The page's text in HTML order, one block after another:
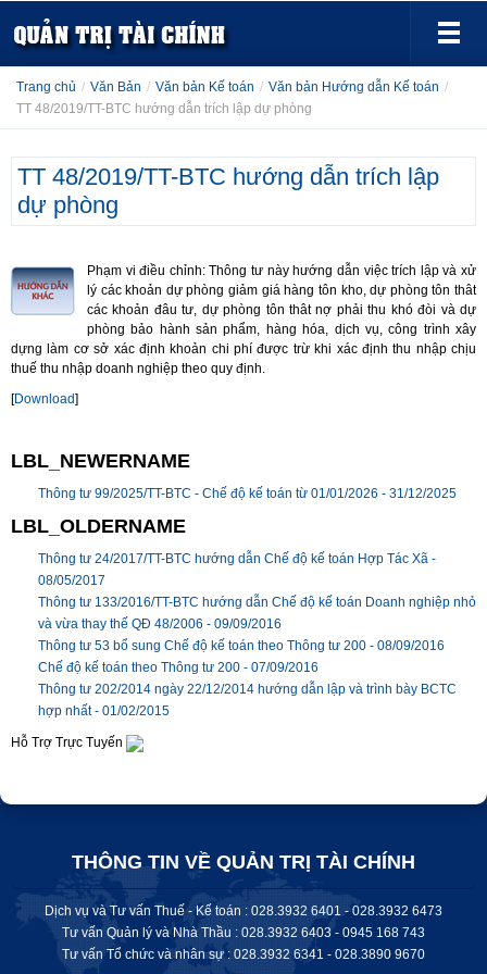
Trang chủ / Văn Bản / Văn bản Kế toán / Văn bản Hướng dẫn Kế toán /
TT 48/2019/TT-BTC hướng dẫn trích lập dự phòng
TT 48/2019/TT-BTC hướng dẫn trích lập
dự phòng
Phạm vi điều chỉnh: Thông tư này hướng dẫn việc trích lập và xử
lý các khoản dự phòng giảm giá hàng tôn kho, dự phòng tôn thât
các khoản đâu tư, dự phòng tôn thât nợ phải thu khó đòi và dự
phòng bảo hành sản phẩm, hàng hóa, dịch vụ, công trình xây
dựng làm cơ sở xác định khoản chi phí được trừ khi xác định thu nhập chịu
thuế thu nhập doanh nghiệp theo quy định.
[Download]
LBL_NEWERNAME
Thông tư 99/2025/TT-BTC - Chế độ kế toán từ 01/01/2026 - 31/12/2025
LBL_OLDERNAME
Thông tư 24/2017/TT-BTC hướng dẫn Chế độ kế toán Hợp Tác Xã -
08/05/2017
Thông tư 133/2016/TT-BTC hướng dẫn Chế độ kế toán Doanh nghiệp nhỏ
và vừa thay thế QĐ 48/2006 - 09/09/2016
Thông tư 53 bổ sung Chế độ kế toán theo Thông tư 200 - 08/09/2016
Chế độ kế toán theo Thông tư 200 - 07/09/2016
Thông tư 202/2014 ngày 22/12/2014 hướng dẫn lập và trình bày BCTC
hợp nhất - 01/02/2015
Hỗ Trợ Trực Tuyến
THÔNG TIN VỀ QUẢN TRỊ TÀI CHÍNH
Dịch vụ và Tư vấn Thuế - Kế toán : 028.3932 6401 - 028.3932 6473
Tư vấn Quản lý và Nhà Thầu : 028.3932 6403 - 0945 168 743
Tư vấn Tổ chức và nhân sự : 028.3932 6341 - 028.3890 9670